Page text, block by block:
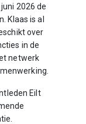
2026 de
Klaas is al
over
in de
netwerk
Eilt